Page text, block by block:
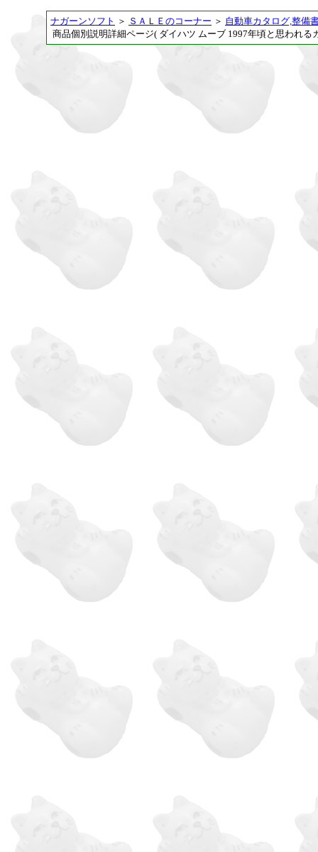
ナガーンソフト ＞ ＳＡＬＥのコーナー ＞ 自動車カタログ,整備
商品個別説明詳細ページ( ダイハツ ムーブ 1997年頃と思われる